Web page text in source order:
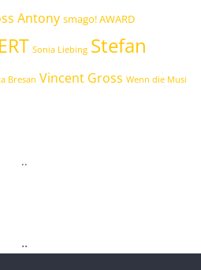
Antony smago! AWARD
Sonia Liebing Stefan
Bresan Vincent Gross Wenn die Musi
..
..